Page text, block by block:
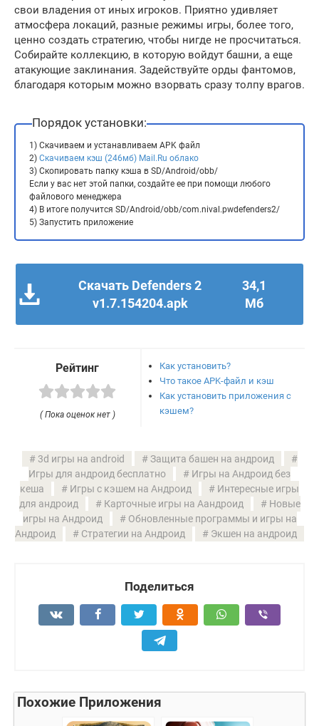
свои владения от иных игроков. Приятно удивляет
атмосфера локаций, разные режимы игры, более того,
ценно создать стратегию, чтобы нигде не просчитаться.
Собирайте коллекцию, в которую войдут башни, а еще
атакующие заклинания. Задействуйте орды фантомов,
благодаря которым можно взорвать сразу толпу врагов.
Порядок установки:
1) Скачиваем и устанавливаем APK файл
2) Скачиваем кэш (246мб) Mail.Ru облако
3) Скопировать папку кэша в SD/Android/obb/
Если у вас нет этой папки, создайте ее при помощи любого
файлового менеджера
4) В итоге получится SD/Android/obb/com.nival.pwdefenders2/
5) Запустить приложение
Скачать Defenders 2
v1.7.154204.apk
34,1
Мб
Рейтинг
( Пока оценок нет )
Как установить?
Что такое APK-файл и кэш
Как установить приложения с
кэшем?
3d игры на android
Защита башен на андроид
Игры для андроид бесплатно
Игры на Андроид без
кеша
Игры с кэшем на Андроид
Интересные игры
для андроид
Карточные игры на Аандроид
Новые
игры на Андроид
Обновленные программы и игры на
Андроид
Стратегии на Андроид Экшен на андроид
Поделиться
Похожие Приложения